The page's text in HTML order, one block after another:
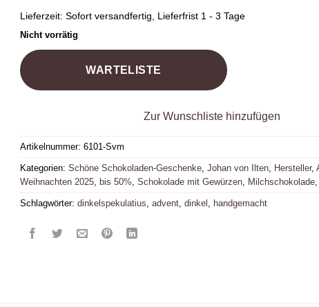
Lieferzeit: Sofort versandfertig, Lieferfrist 1 - 3 Tage
Nicht vorrätig
WARTELISTE
Zur Wunschliste hinzufügen
Artikelnummer: 6101-Svm
Kategorien: Schöne Schokoladen-Geschenke, Johan von Ilten, Hersteller,
Weihnachten 2025, bis 50%, Schokolade mit Gewürzen, Milchschokolade,
Schlagwörter: dinkelspekulatius, advent, dinkel , handgemacht